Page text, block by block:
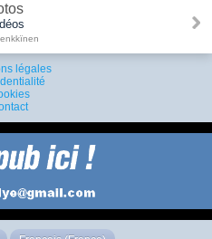
légales